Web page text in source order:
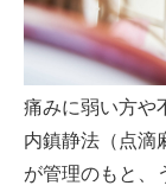
痛みに弱い方や
内鎮静法（点滴
が管理のもと、